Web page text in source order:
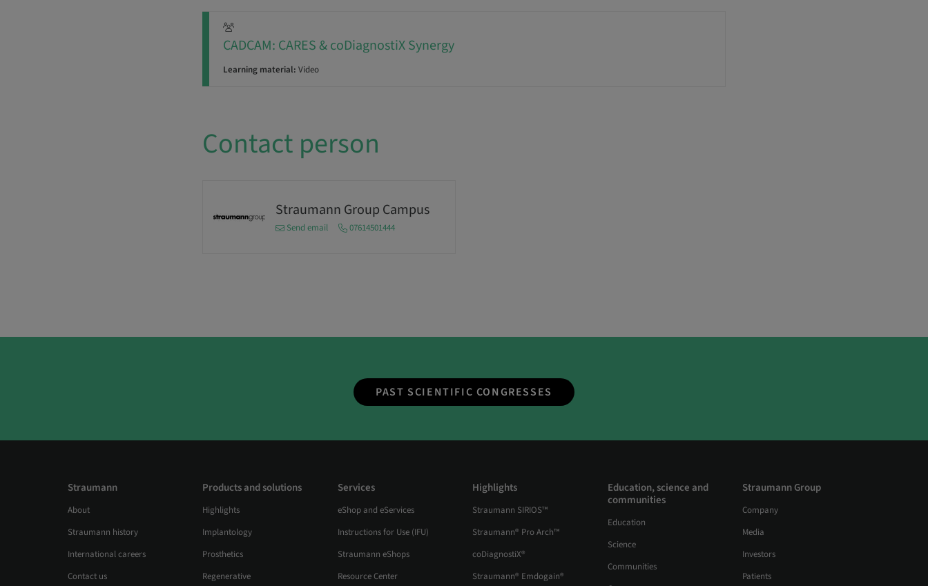
CADCAM: CARES & coDiagnostiX Synergy
Learning material: Video
Contact person
Straumann Group Campus
Send email 07614501444
PAST SCIENTIFIC CONGRESSES
Straumann
About
Straumann history
International careers
Contact us
Products and solutions
Highlights
Implantology
Prosthetics
Regenerative
Services
eShop and eServices
Instructions for Use (IFU)
Straumann eShops
Resource Center
Highlights
Straumann SIRIOS™
Straumann® Pro Arch™
coDiagnostiX®
Straumann® Emdogain®
Education, science and
communities
Education
Science
Communities
Straumann Group
Company
Media
Investors
Patients